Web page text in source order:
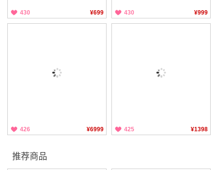
430 ¥699 430 ¥999
426 ¥6999 425 ¥1398
推荐商品